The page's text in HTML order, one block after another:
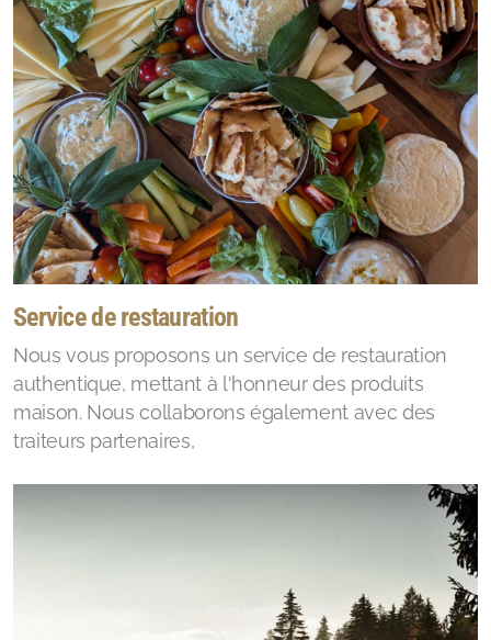
Service de restauration
Nous vous proposons un service de restauration
authentique, mettant à l'honneur des produits
maison. Nous collaborons également avec des
traiteurs partenaires,